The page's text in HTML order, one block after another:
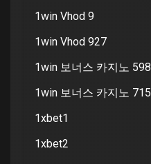
1win Vhod 9
1win Vhod 927
1win 보너스 카지노 598
1win 보너스 카지노 715
1xbet1
1xbet2